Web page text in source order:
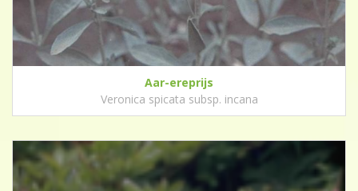
Aar-ereprijs
Veronica spicata subsp. incana